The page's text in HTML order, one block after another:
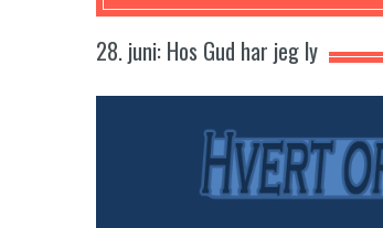
28. juni: Hos Gud har jeg ly